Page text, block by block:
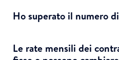
Ho superato il numero
Le rate mensili dei